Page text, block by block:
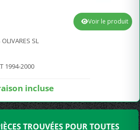
SL
1994-2000
incluse
Voir le produit
TROUVÉES POUR TOUTES